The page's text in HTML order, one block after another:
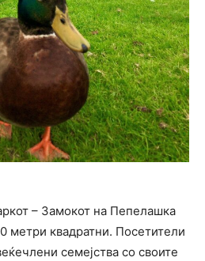
– Замокот на Пепелашка
метри квадратни. Посетители
семејства со своите